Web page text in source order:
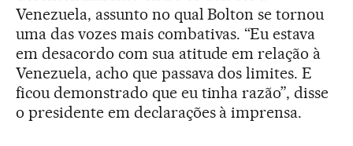
Venezuela, assunto no qual Bolton se tornou
uma das vozes mais combativas. “Eu estava
em desacordo com sua atitude em relação à
Venezuela, acho que passava dos limites. E
ficou demonstrado que eu tinha razão”, disse
o presidente em declarações à imprensa.